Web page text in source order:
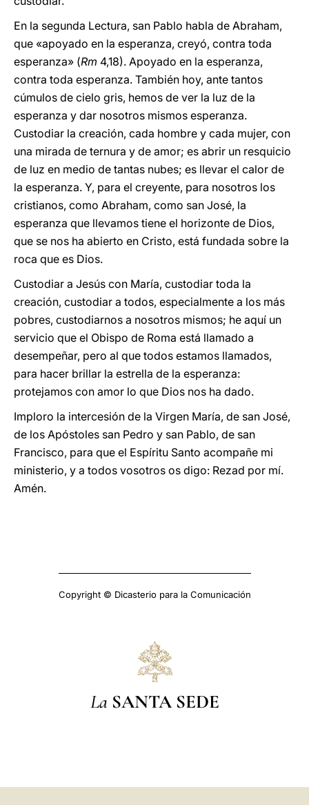
En la segunda Lectura, san Pablo habla de Abraham,
que «apoyado en la esperanza, creyó, contra toda
esperanza» (Rm 4,18). Apoyado en la esperanza,
contra toda esperanza. También hoy, ante tantos
cúmulos de cielo gris, hemos de ver la luz de la
esperanza y dar nosotros mismos esperanza.
Custodiar la creación, cada hombre y cada mujer, con
una mirada de ternura y de amor; es abrir un resquicio
de luz en medio de tantas nubes; es llevar el calor de
la esperanza. Y, para el creyente, para nosotros los
cristianos, como Abraham, como san José, la
esperanza que llevamos tiene el horizonte de Dios,
que se nos ha abierto en Cristo, está fundada sobre la
roca que es Dios.
Custodiar a Jesús con María, custodiar toda la
creación, custodiar a todos, especialmente a los más
pobres, custodiarnos a nosotros mismos; he aquí un
servicio que el Obispo de Roma está llamado a
desempeñar, pero al que todos estamos llamados,
para hacer brillar la estrella de la esperanza:
protejamos con amor lo que Dios nos ha dado.
Imploro la intercesión de la Virgen María, de san José,
de los Apóstoles san Pedro y san Pablo, de san
Francisco, para que el Espíritu Santo acompañe mi
ministerio, y a todos vosotros os digo: Rezad por mí.
Amén.
Copyright © Dicasterio para la Comunicación
La SANTA SEDE